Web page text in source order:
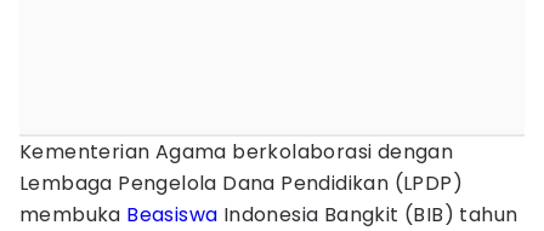
Kementerian Agama berkolaborasi dengan
Lembaga Pengelola Dana Pendidikan (LPDP)
membuka Beasiswa Indonesia Bangkit (BIB) tahun